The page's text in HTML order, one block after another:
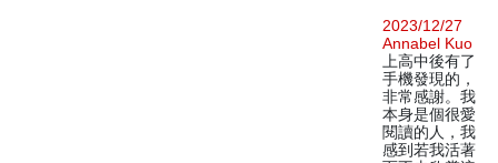
2023/12/27
Annabel Kuo
上高中後有了
手機發現的，
非常感謝。我
本身是個很愛
閱讀的人，我
感到若我活著